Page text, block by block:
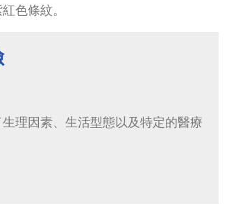
色條紋。
理因素、生活型態以及特定的醫療